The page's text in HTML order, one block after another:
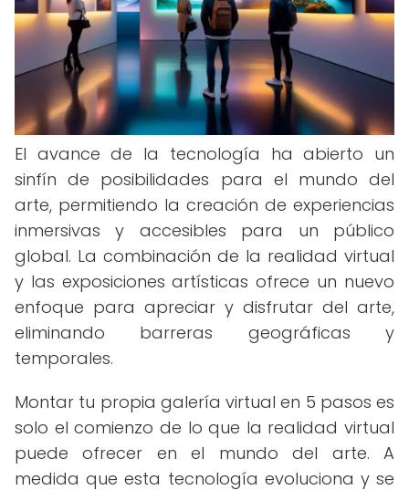
El avance de la tecnología ha abierto un
sinfín de posibilidades para el mundo del
arte, permitiendo la creación de experiencias
inmersivas y accesibles para un público
global. La combinación de la realidad virtual
y las exposiciones artísticas ofrece un nuevo
enfoque para apreciar y disfrutar del arte,
eliminando barreras geográficas y
temporales.
Montar tu propia galería virtual en 5 pasos es
solo el comienzo de lo que la realidad virtual
puede ofrecer en el mundo del arte. A
medida que esta tecnología evoluciona y se